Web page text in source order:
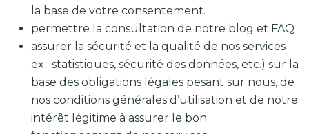
la base de votre consentement.
permettre la consultation de notre blog et FAQ
assurer la sécurité et la qualité de nos services
ex : statistiques, sécurité des données, etc.) sur la
base des obligations légales pesant sur nous, de
nos conditions générales d’utilisation et de notre
intérêt légitime à assurer le bon